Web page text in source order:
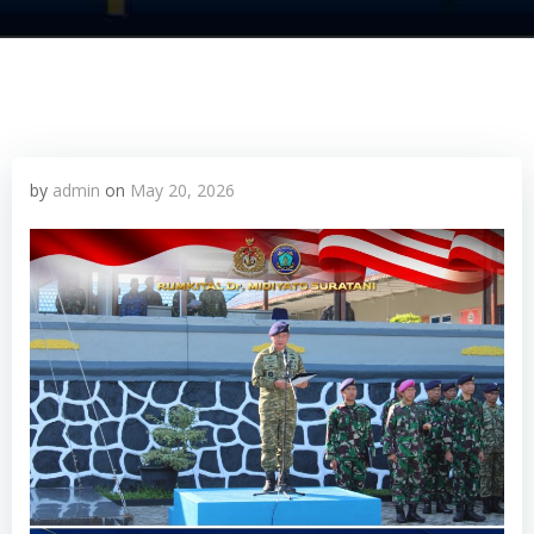
by admin on May 20, 2026